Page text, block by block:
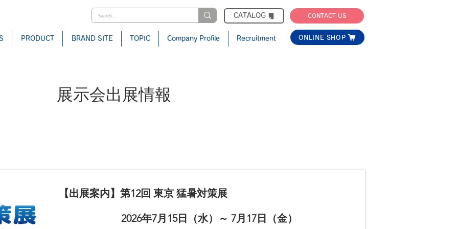
CATALOG​
PRODUCT BRAND SITE TOPIC Company Profile Recruitment
CONTACT US
ONLINE SHOP
展示会出展情報
【出展案内】第12回 東京 猛暑対策展
2026年7月15日（水）～ 7月17日（金）